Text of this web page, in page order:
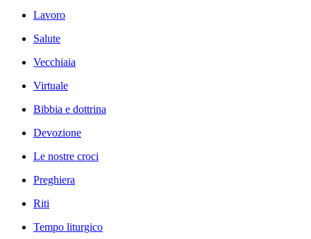
Lavoro
Salute
Vecchiaia
Virtuale
Bibbia e dottrina
Devozione
Le nostre croci
Preghiera
Riti
Tempo liturgico